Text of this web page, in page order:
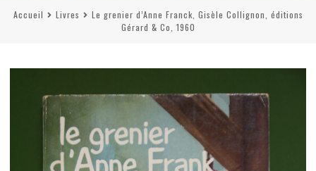
Accueil Livres
Le grenier d’Anne Franck, Gisèle Collignon, éditions
Gérard & Co, 1960